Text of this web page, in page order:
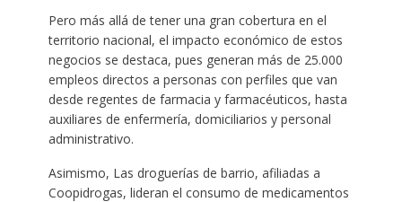
Pero más allá de tener una gran cobertura en el
territorio nacional, el impacto económico de estos
negocios se destaca, pues generan más de 25.000
empleos directos a personas con perfiles que van
desde regentes de farmacia y farmacéuticos, hasta
auxiliares de enfermería, domiciliarios y personal
administrativo.
Asimismo, Las droguerías de barrio, afiliadas a
Coopidrogas, lideran el consumo de medicamentos